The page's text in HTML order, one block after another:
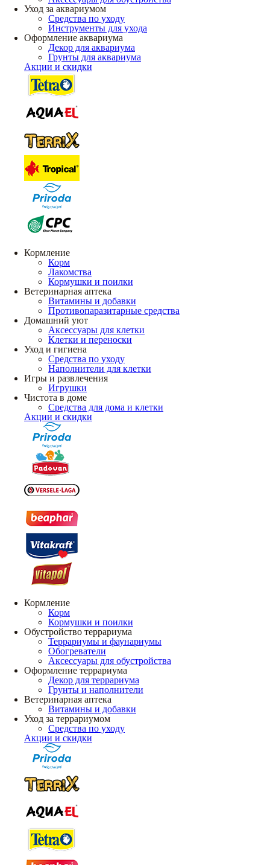
Уход за аквариумом
Средства по уходу
Инструменты для ухода
Оформление аквариума
Декор для аквариума
Грунты для аквариума
Акции и скидки
Кормление
Корм
Лакомства
Кормушки и поилки
Ветеринарная аптека
Витамины и добавки
Противопаразитарные средства
Домашний уют
Аксессуары для клетки
Клетки и переноски
Уход и гигиена
Средства по уходу
Наполнители для клетки
Игры и развлечения
Игрушки
Чистота в доме
Средства для дома и клетки
Акции и скидки
Кормление
Корм
Кормушки и поилки
Обустройство террариума
Террариумы и фаунариумы
Обогреватели
Аксессуары для обустройства
Оформление террариума
Декор для террариума
Грунты и наполнители
Ветеринарная аптека
Витамины и добавки
Уход за террариумом
Средства по уходу
Акции и скидки